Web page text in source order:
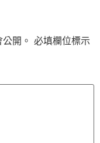
開。 必填欄位標示